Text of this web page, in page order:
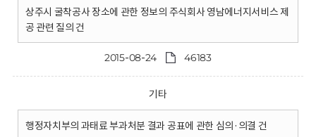
상주시 굴착공사 장소에 관한 정보의 주식회사 영남에너지서비스 제
공 관련 질의 건
2015-08-24 46183
기타
행정자치부의 과태료 부과처분 결과 공표에 관한 심의·의결 건